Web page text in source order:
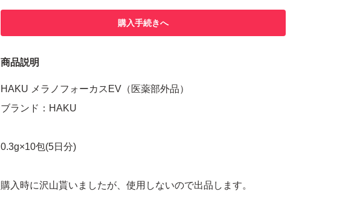
購入手続きへ
商品説明
HAKU メラノフォーカスEV（医薬部外品）
ブランド：HAKU
0.3g×10包(5日分)
購入時に沢山貰いましたが、使用しないので出品します。